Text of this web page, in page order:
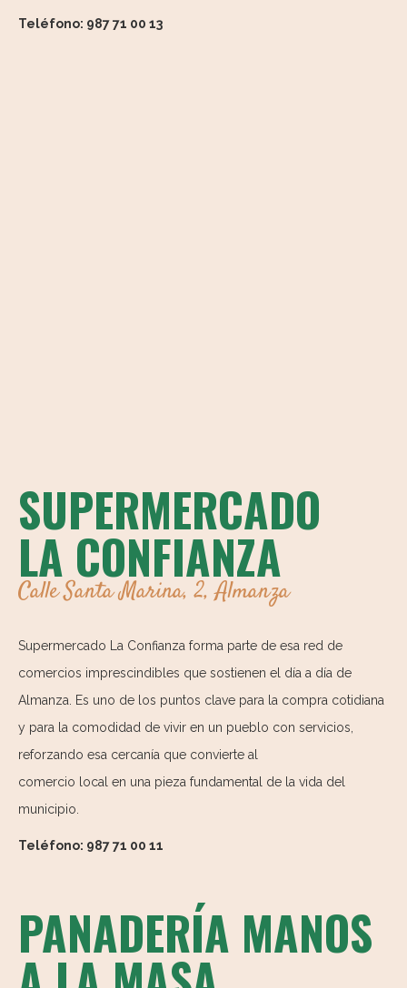
Teléfono: 987 71 00 13
SUPERMERCADO
LA CONFIANZA
Calle Santa Marina, 2, Almanza
Supermercado La Confianza forma parte de esa red de
comercios imprescindibles que sostienen el día a día de
Almanza. Es uno de los puntos clave para la compra cotidiana
y para la comodidad de vivir en un pueblo con servicios,
reforzando esa cercanía que convierte al
comercio local en una pieza fundamental de la vida del
municipio.
Teléfono: 987 71 00 11
PANADERÍA MANOS